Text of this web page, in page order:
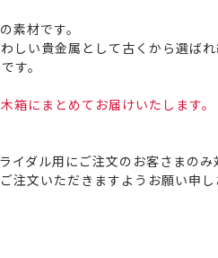
素材です。
しい貴金属として古くから選ば
す。
にまとめてお届けいたします。
イダル用にご注文のお客さまの
注文いただきますようお願い申